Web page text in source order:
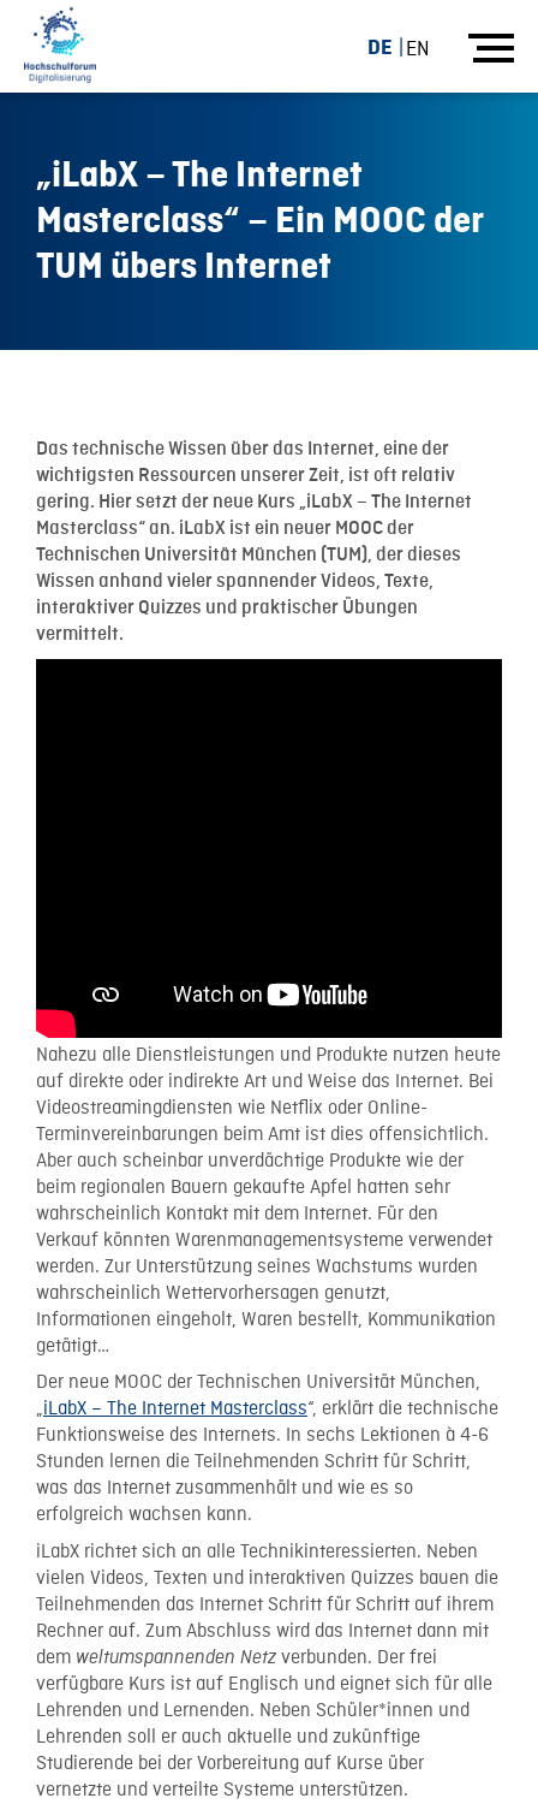
DE EN
„iLabX – The Internet
Masterclass“ – Ein MOOC der
TUM übers Internet
Das technische Wissen über das Internet, eine der
wichtigsten Ressourcen unserer Zeit, ist oft relativ
gering. Hier setzt der neue Kurs „iLabX – The Internet
Masterclass“ an. iLabX ist ein neuer MOOC der
Technischen Universität München (TUM), der dieses
Wissen anhand vieler spannender Videos, Texte,
interaktiver Quizzes und praktischer Übungen
vermittelt.
Nahezu alle Dienstleistungen und Produkte nutzen heute
auf direkte oder indirekte Art und Weise das Internet. Bei
Videostreamingdiensten wie Netflix oder Online-
Terminvereinbarungen beim Amt ist dies offensichtlich.
Aber auch scheinbar unverdächtige Produkte wie der
beim regionalen Bauern gekaufte Apfel hatten sehr
wahrscheinlich Kontakt mit dem Internet. Für den
Verkauf könnten Warenmanagementsysteme verwendet
werden. Zur Unterstützung seines Wachstums wurden
wahrscheinlich Wettervorhersagen genutzt,
Informationen eingeholt, Waren bestellt, Kommunikation
getätigt…
Der neue MOOC der Technischen Universität München,
„iLabX – The Internet Masterclass“, erklärt die technische
Funktionsweise des Internets. In sechs Lektionen à 4-6
Stunden lernen die Teilnehmenden Schritt für Schritt,
was das Internet zusammenhält und wie es so
erfolgreich wachsen kann.
iLabX richtet sich an alle Technikinteressierten. Neben
vielen Videos, Texten und interaktiven Quizzes bauen die
Teilnehmenden das Internet Schritt für Schritt auf ihrem
Rechner auf. Zum Abschluss wird das Internet dann mit
dem weltumspannenden Netz verbunden. Der frei
verfügbare Kurs ist auf Englisch und eignet sich für alle
Lehrenden und Lernenden. Neben Schüler*innen und
Lehrenden soll er auch aktuelle und zukünftige
Studierende bei der Vorbereitung auf Kurse über
vernetzte und verteilte Systeme unterstützen.